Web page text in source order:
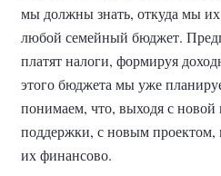
мы должны знать, откуда мы
любой семейный бюджет.
платят налоги, формируя
этого бюджета мы уже
понимаем, что, выходя с новой
поддержки, с новым
их финансово.